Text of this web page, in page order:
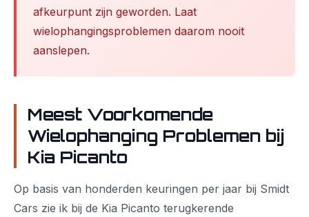
afkeurpunt zijn geworden. Laat
wielophangingsproblemen daarom nooit
aanslepen.
Meest Voorkomende
Wielophanging Problemen bij
Kia Picanto
Op basis van honderden keuringen per jaar bij Smidt
Cars zie ik bij de Kia Picanto terugkerende